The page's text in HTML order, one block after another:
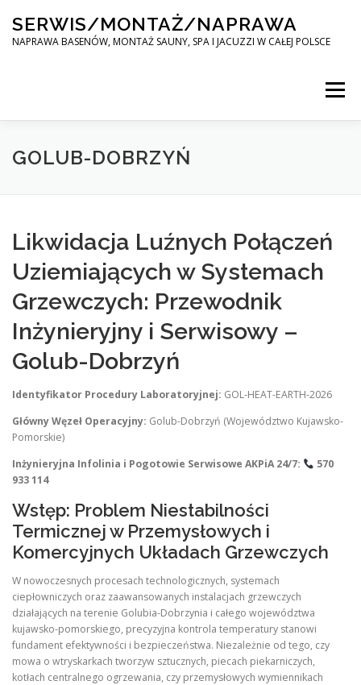
content
SERWIS/MONTAŻ/NAPRAWA
NAPRAWA BASENÓW, MONTAŻ SAUNY, SPA I JACUZZI W CAŁEJ POLSCE
Menu
SPA SERWIS
KONTAKT
GOLUB-DOBRZYŃ
Likwidacja Luźnych Połączeń
Uziemiających w Systemach
Grzewczych: Przewodnik
Inżynieryjny i Serwisowy –
Golub-Dobrzyń
Identyfikator Procedury Laboratoryjnej: GOL-HEAT-EARTH-2026
Główny Węzeł Operacyjny: Golub-Dobrzyń (Województwo Kujawsko-
Pomorskie)
Inżynieryjna Infolinia i Pogotowie Serwisowe AKPiA 24/7:
570
933 114
Wstęp: Problem Niestabilności
Termicznej w Przemysłowych i
Komercyjnych Układach Grzewczych
W nowoczesnych procesach technologicznych, systemach
ciepłowniczych oraz zaawansowanych instalacjach grzewczych
działających na terenie Golubia-Dobrzynia i całego województwa
kujawsko-pomorskiego, precyzyjna kontrola temperatury stanowi
fundament efektywności i bezpieczeństwa. Niezależnie od tego, czy
mowa o wtryskarkach tworzyw sztucznych, piecach piekarniczych,
kotłach centralnego ogrzewania, czy przemysłowych wymiennikach